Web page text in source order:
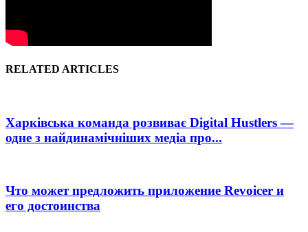
RELATED ARTICLES
Харківська команда розвиває Digital Hustlers —
одне з найдинамічніших медіа про...
Что может предложить приложение Revoicer и
его достоинства